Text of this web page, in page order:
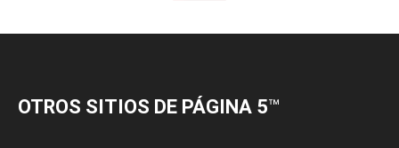
OTROS SITIOS DE PÁGINA 5™